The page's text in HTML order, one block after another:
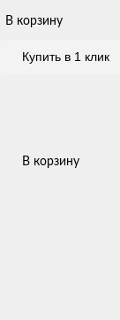
В корзину
Купить в 1 клик
В корзину